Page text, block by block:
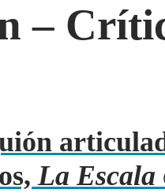
–
La Escala